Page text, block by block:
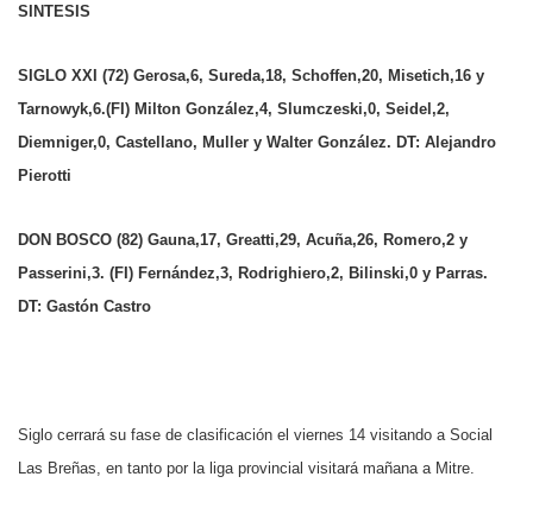
SINTESIS
SIGLO XXI (72) Gerosa,6, Sureda,18, Schoffen,20, Misetich,16 y
Tarnowyk,6.(FI) Milton González,4, Slumczeski,0, Seidel,2,
Diemniger,0, Castellano, Muller y Walter González. DT: Alejandro
Pierotti
DON BOSCO (82) Gauna,17, Greatti,29, Acuña,26, Romero,2 y
Passerini,3. (FI) Fernández,3, Rodrighiero,2, Bilinski,0 y Parras.
DT: Gastón Castro
Siglo cerrará su fase de clasificación el viernes 14 visitando a Social
Las Breñas, en tanto por la liga provincial visitará mañana a Mitre.